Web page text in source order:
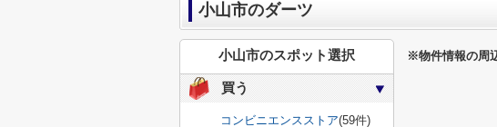
小山市のダーツ
※物件情報の周
小山市のスポット選択
買う
コンビニエンスストア(59件)